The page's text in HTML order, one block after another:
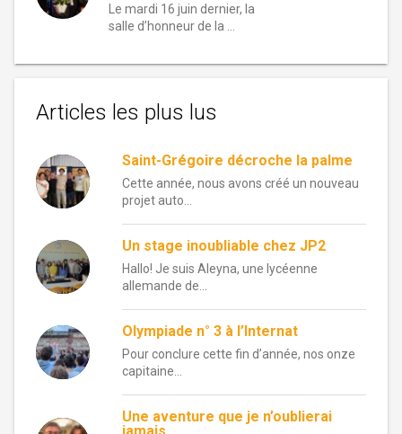
Le mardi 16 juin dernier, la
salle d’honneur de la …
Articles les plus lus
Saint-Grégoire décroche la palme
Cette année, nous avons créé un nouveau
projet auto...
Un stage inoubliable chez JP2
Hallo! Je suis Aleyna, une lycéenne
allemande de...
Olympiade n° 3 à l’Internat
Pour conclure cette fin d’année, nos onze
capitaine...
Une aventure que je n’oublierai
jamais